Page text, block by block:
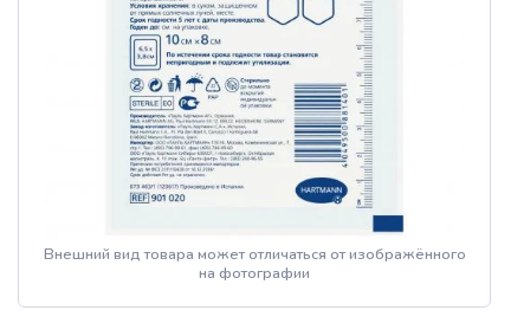
Внешний вид товара может отличаться от изображённого
на фотографии